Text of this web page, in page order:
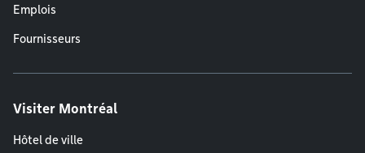
Emplois
Fournisseurs
Visiter Montréal
Hôtel de ville